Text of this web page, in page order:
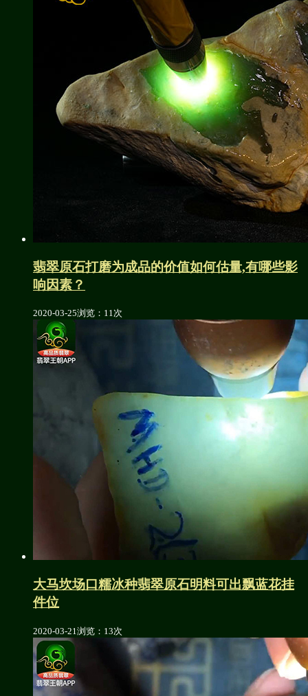
翡翠原石打磨为成品的价值如何估量,有哪些影
响因素？
2020-03-25浏览：11次
大马坎场口糯冰种翡翠原石明料可出飘蓝花挂
件位
2020-03-21 浏览：13次